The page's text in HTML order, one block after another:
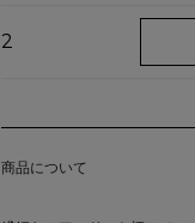
2
商品について